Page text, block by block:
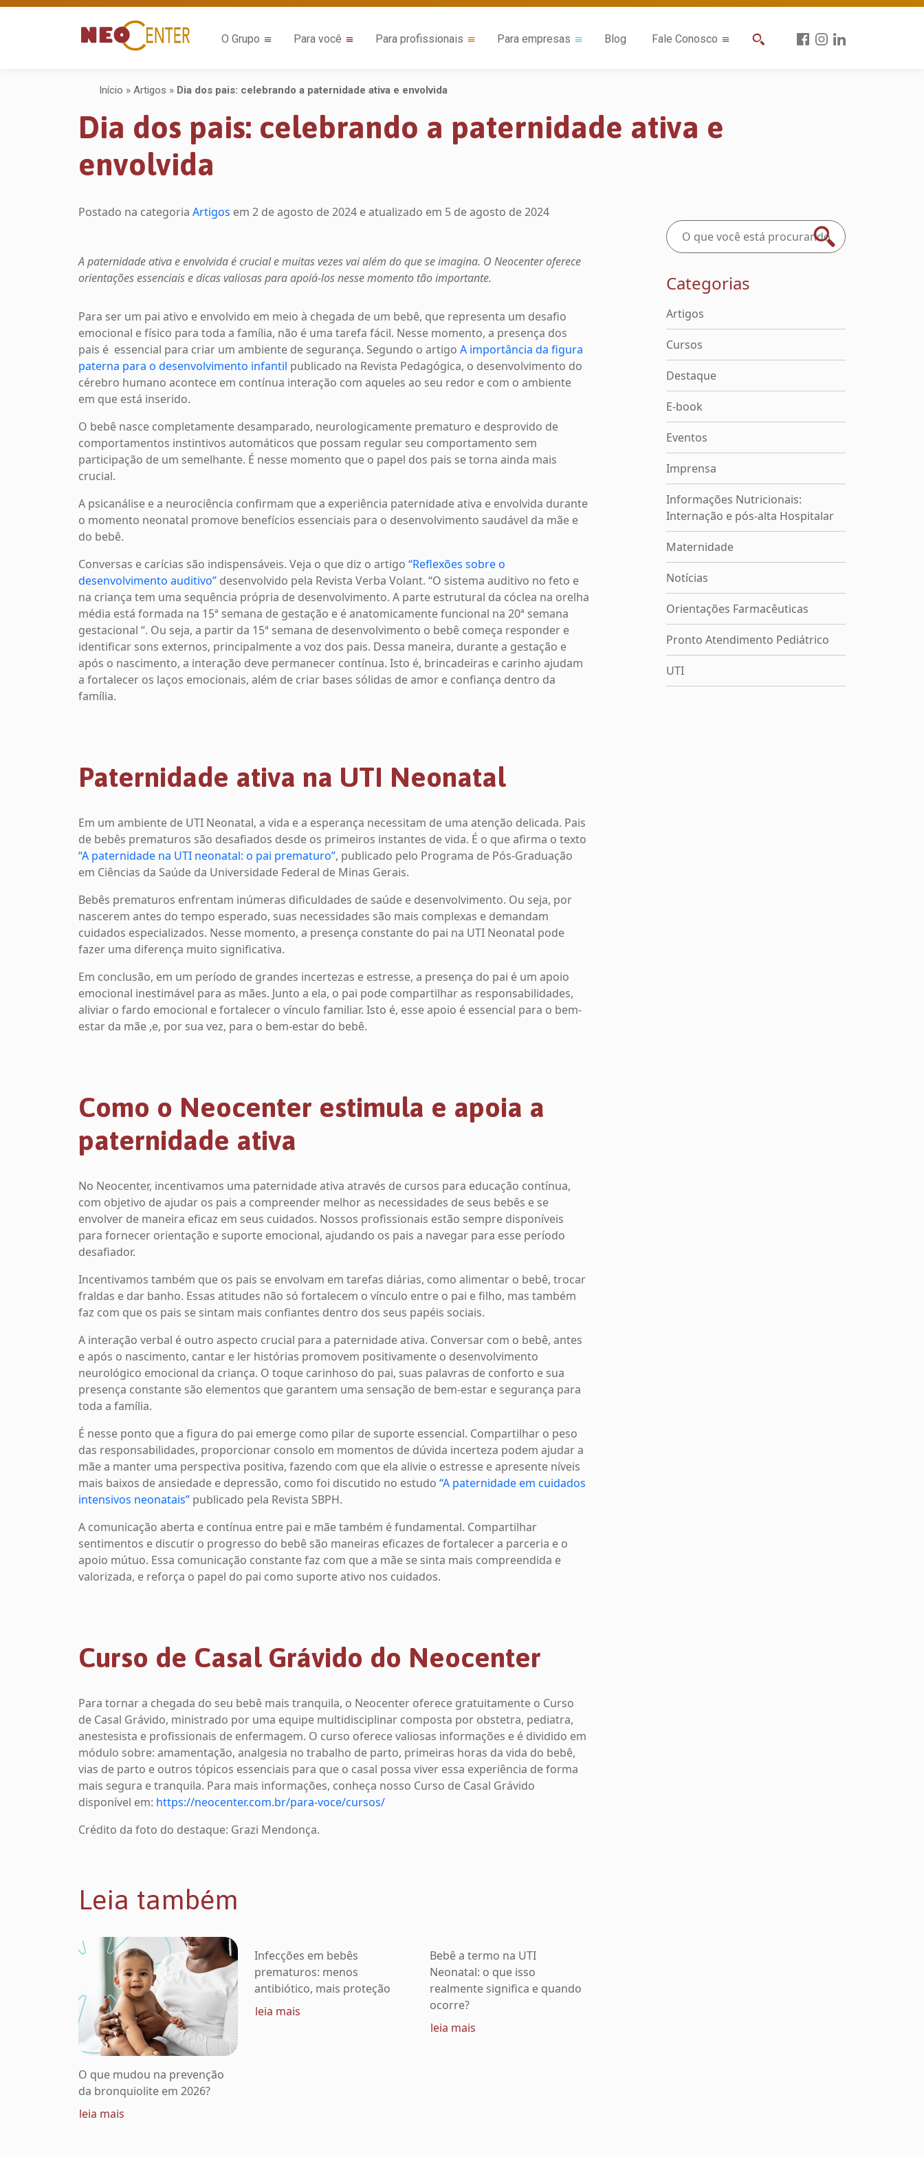
O Grupo Para você Para profissionais Para empresas Blog Fale Conosco
Início » Artigos » Dia dos pais: celebrando a paternidade ativa e envolvida
Dia dos pais: celebrando a paternidade ativa e
envolvida
Postado na categoria Artigos em 2 de agosto de 2024 e atualizado em 5 de agosto de 2024
A paternidade ativa e envolvida é crucial e muitas vezes vai além do que se imagina. O Neocenter oferece
orientações essenciais e dicas valiosas para apoiá-los nesse momento tão importante.
Para ser um pai ativo e envolvido em meio à chegada de um bebê, que representa um desafio
emocional e físico para toda a família, não é uma tarefa fácil. Nesse momento, a presença dos
pais é essencial para criar um ambiente de segurança. Segundo o artigo A importância da figura
paterna para o desenvolvimento infantil publicado na Revista Pedagógica, o desenvolvimento do
cérebro humano acontece em contínua interação com aqueles ao seu redor e com o ambiente
em que está inserido.
O bebê nasce completamente desamparado, neurologicamente prematuro e desprovido de
comportamentos instintivos automáticos que possam regular seu comportamento sem
participação de um semelhante. É nesse momento que o papel dos pais se torna ainda mais
crucial.
A psicanálise e a neurociência confirmam que a experiência paternidade ativa e envolvida durante
o momento neonatal promove benefícios essenciais para o desenvolvimento saudável da mãe e
do bebê.
Conversas e carícias são indispensáveis. Veja o que diz o artigo “Reflexões sobre o
desenvolvimento auditivo” desenvolvido pela Revista Verba Volant. “O sistema auditivo no feto e
na criança tem uma sequência própria de desenvolvimento. A parte estrutural da cóclea na orelha
média está formada na 15ª semana de gestação e é anatomicamente funcional na 20ª semana
gestacional “. Ou seja, a partir da 15ª semana de desenvolvimento o bebê começa responder e
identificar sons externos, principalmente a voz dos pais. Dessa maneira, durante a gestação e
após o nascimento, a interação deve permanecer contínua. Isto é, brincadeiras e carinho ajudam
a fortalecer os laços emocionais, além de criar bases sólidas de amor e confiança dentro da
família.
Paternidade ativa na UTI Neonatal
Em um ambiente de UTI Neonatal, a vida e a esperança necessitam de uma atenção delicada. Pais
de bebês prematuros são desafiados desde os primeiros instantes de vida. É o que afirma o texto
“A paternidade na UTI neonatal: o pai prematuro”, publicado pelo Programa de Pós-Graduação
em Ciências da Saúde da Universidade Federal de Minas Gerais.
Bebês prematuros enfrentam inúmeras dificuldades de saúde e desenvolvimento. Ou seja, por
nascerem antes do tempo esperado, suas necessidades são mais complexas e demandam
cuidados especializados. Nesse momento, a presença constante do pai na UTI Neonatal pode
fazer uma diferença muito significativa.
Em conclusão, em um período de grandes incertezas e estresse, a presença do pai é um apoio
emocional inestimável para as mães. Junto a ela, o pai pode compartilhar as responsabilidades,
aliviar o fardo emocional e fortalecer o vínculo familiar. Isto é, esse apoio é essencial para o bem-
estar da mãe ,e, por sua vez, para o bem-estar do bebê.
Como o Neocenter estimula e apoia a
paternidade ativa
No Neocenter, incentivamos uma paternidade ativa através de cursos para educação contínua,
com objetivo de ajudar os pais a compreender melhor as necessidades de seus bebês e se
envolver de maneira eficaz em seus cuidados. Nossos profissionais estão sempre disponíveis
para fornecer orientação e suporte emocional, ajudando os pais a navegar para esse período
desafiador.
Incentivamos também que os pais se envolvam em tarefas diárias, como alimentar o bebê, trocar
fraldas e dar banho. Essas atitudes não só fortalecem o vínculo entre o pai e filho, mas também
faz com que os pais se sintam mais confiantes dentro dos seus papéis sociais.
A interação verbal é outro aspecto crucial para a paternidade ativa. Conversar com o bebê, antes
e após o nascimento, cantar e ler histórias promovem positivamente o desenvolvimento
neurológico emocional da criança. O toque carinhoso do pai, suas palavras de conforto e sua
presença constante são elementos que garantem uma sensação de bem-estar e segurança para
toda a família.
É nesse ponto que a figura do pai emerge como pilar de suporte essencial. Compartilhar o peso
das responsabilidades, proporcionar consolo em momentos de dúvida incerteza podem ajudar a
mãe a manter uma perspectiva positiva, fazendo com que ela alivie o estresse e apresente níveis
mais baixos de ansiedade e depressão, como foi discutido no estudo “A paternidade em cuidados
intensivos neonatais” publicado pela Revista SBPH.
A comunicação aberta e contínua entre pai e mãe também é fundamental. Compartilhar
sentimentos e discutir o progresso do bebê são maneiras eficazes de fortalecer a parceria e o
apoio mútuo. Essa comunicação constante faz com que a mãe se sinta mais compreendida e
valorizada, e reforça o papel do pai como suporte ativo nos cuidados.
Curso de Casal Grávido do Neocenter
Para tornar a chegada do seu bebê mais tranquila, o Neocenter oferece gratuitamente o Curso
de Casal Grávido, ministrado por uma equipe multidisciplinar composta por obstetra, pediatra,
anestesista e profissionais de enfermagem. O curso oferece valiosas informações e é dividido em
módulo sobre: amamentação, analgesia no trabalho de parto, primeiras horas da vida do bebê,
vias de parto e outros tópicos essenciais para que o casal possa viver essa experiência de forma
mais segura e tranquila. Para mais informações, conheça nosso Curso de Casal Grávido
disponível em: https://neocenter.com.br/para-voce/cursos/
Crédito da foto do destaque: Grazi Mendonça.
Leia também
O que mudou na prevenção
da bronquiolite em 2026?
leia mais
Infecções em bebês
prematuros: menos
antibiótico, mais proteção
leia mais
Bebê a termo na UTI
Neonatal: o que isso
realmente significa e quando
ocorre?
leia mais
Categorias
Artigos
Cursos
Destaque
E-book
Eventos
Imprensa
Informações Nutricionais:
Internação e pós-alta Hospitalar
Maternidade
Notícias
Orientações Farmacêuticas
Pronto Atendimento Pediátrico
UTI